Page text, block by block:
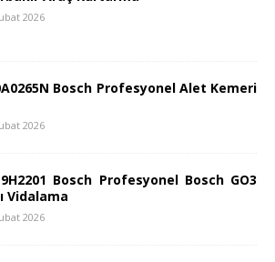
2026
Bosch Profesyonel Alet Kemeri
2026
Bosch Profesyonel Bosch GO3
Vidalama
2026